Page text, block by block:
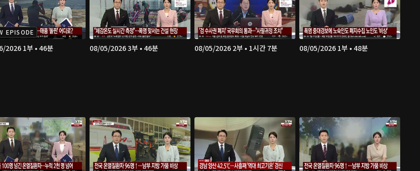
EPISODE
2026 1부 • 46분 08/05/2026 3부 • 46분 08/05/2026 2부 • 1시간 7분 08/05/2026 1부 • 48분